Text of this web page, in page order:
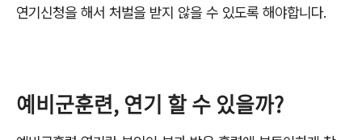
연기신청을 해서 처벌을 받지 않을 수 있도록 해야합니다.
예비군훈련, 연기 할 수 있을까?